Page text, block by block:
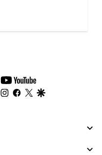
youtube-
footer
instagram
facebook
twitter